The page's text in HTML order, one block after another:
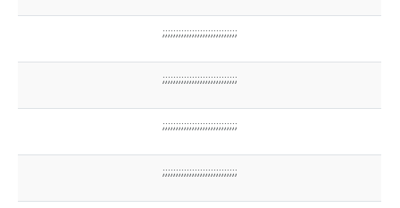
;;;;;;;;;;;;;;;;;;;;;;;;;;;;
;;;;;;;;;;;;;;;;;;;;;;;;;;;;
;;;;;;;;;;;;;;;;;;;;;;;;;;;;
;;;;;;;;;;;;;;;;;;;;;;;;;;;;